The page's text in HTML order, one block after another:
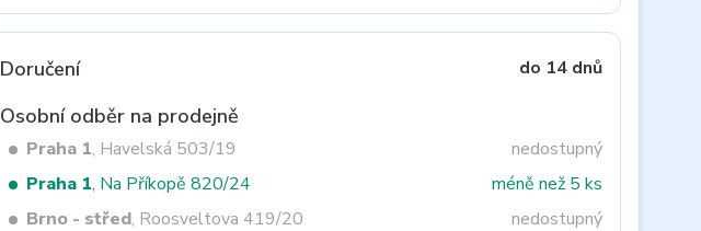
Doručení do 14 dnů
Osobní odběr na prodejně
Praha 1, Havelská 503/19
nedostupný
Praha 1, Na Příkopě 820/24
méně než 5 ks
Brno - střed, Roosveltova 419/20
nedostupný